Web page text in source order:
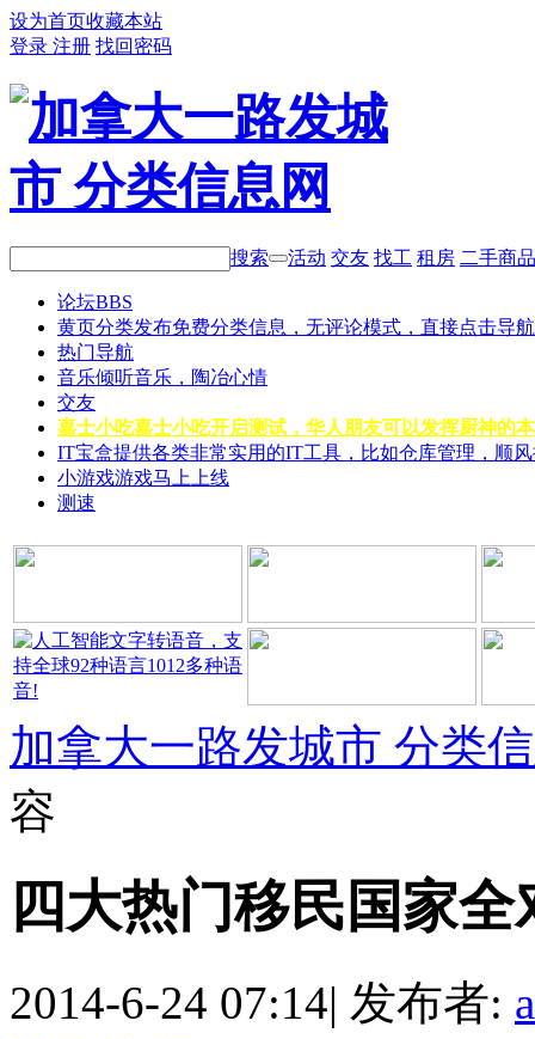
设为首页收藏本站
登录 注册 找回密码
搜索 活动 交友 找工 租房 二手商品
论坛BBS
黄页分类发布免费分类信息，无评论模式，直接点击导
热门导航
音乐倾听音乐，陶冶心情
交友
嘉士小吃嘉士小吃开启测试，华人朋友可以发挥厨神的
IT宝盒提供各类非常实用的IT工具，比如仓库管理，顺
小游戏游戏马上上线
测速
加拿大一路发城市 分类
容
四大热门移民国家
2014-6-24 07:14| 发布者: